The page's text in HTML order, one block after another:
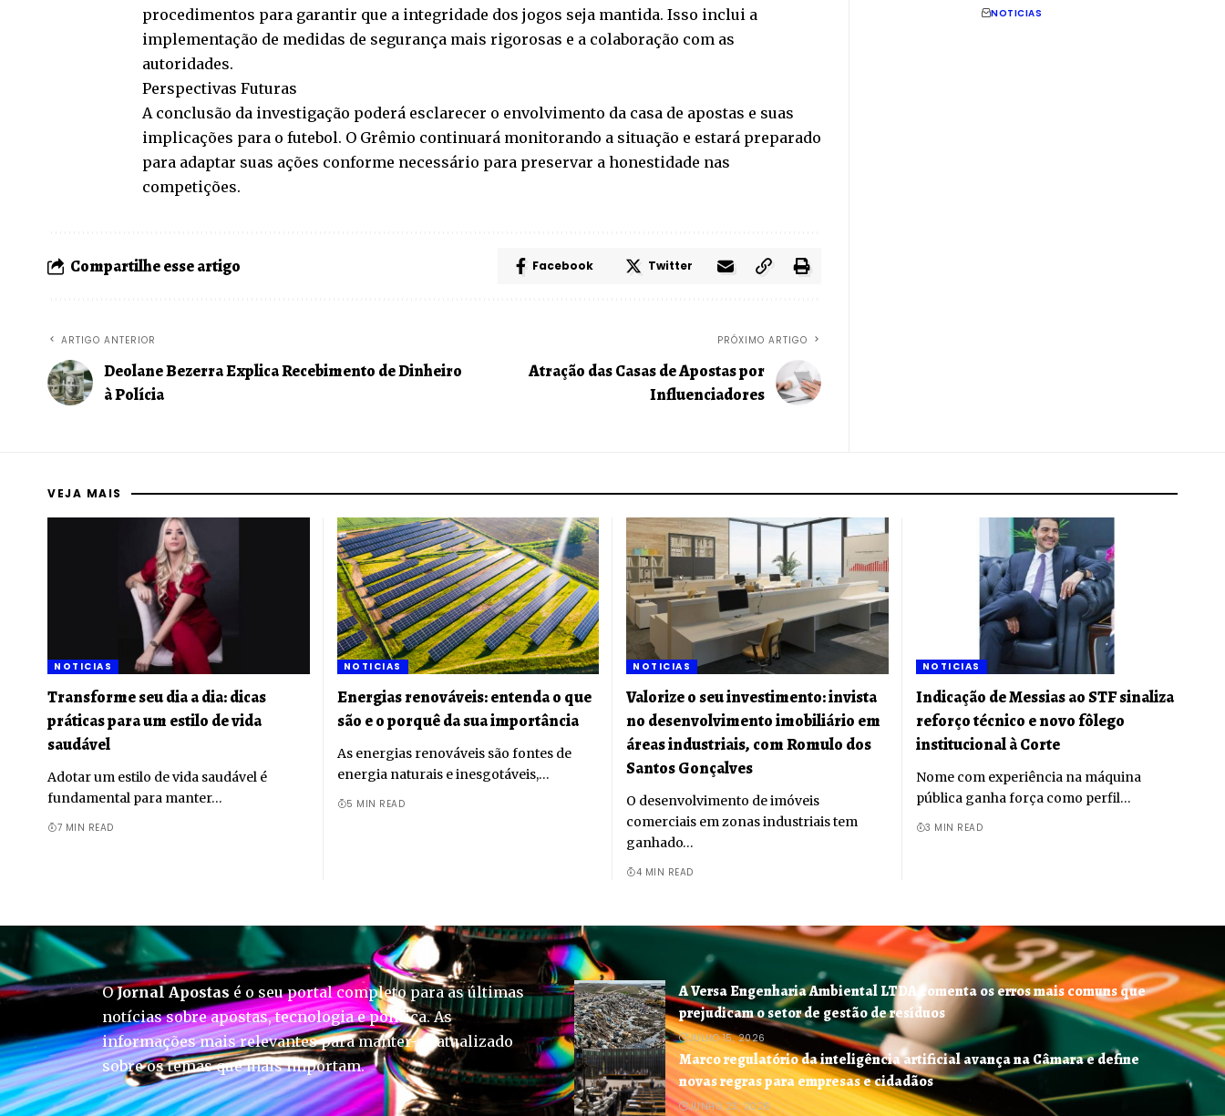
procedimentos para garantir que a integridade dos jogos seja mantida. Isso inclui a
implementação de medidas de segurança mais rigorosas e a colaboração com as
autoridades.
Perspectivas Futuras
A conclusão da investigação poderá esclarecer o envolvimento da casa de apostas e suas
implicações para o futebol. O Grêmio continuará monitorando a situação e estará preparado
para adaptar suas ações conforme necessário para preservar a honestidade nas
competições.
Compartilhe esse artigo Facebook Twitter
ARTIGO ANTERIOR
Deolane Bezerra Explica Recebimento de Dinheiro
à Polícia
PRÓXIMO ARTIGO
Atração das Casas de Apostas por
Influenciadores
NOTICIAS
VEJA MAIS
NOTICIAS
Transforme seu dia a dia: dicas
práticas para um estilo de vida
saudável
Adotar um estilo de vida saudável é
fundamental para manter…
7 MIN READ
NOTICIAS
Energias renováveis: entenda o que
são e o porquê da sua importância
As energias renováveis são fontes de
energia naturais e inesgotáveis,…
5 MIN READ
NOTICIAS
Valorize o seu investimento: invista
no desenvolvimento imobiliário em
áreas industriais, com Romulo dos
Santos Gonçalves
O desenvolvimento de imóveis
comerciais em zonas industriais tem
ganhado…
4 MIN READ
NOTICIAS
Indicação de Messias ao STF sinaliza
reforço técnico e novo fôlego
institucional à Corte
Nome com experiência na máquina
pública ganha força como perfil…
3 MIN READ
OJornal Apostas é o seu portal completo para as últimas
notícias sobre apostas, tecnologia e política. As
informações mais relevantes para manter-se atualizado
sobre os temas que mais importam.
A Versa Engenharia Ambiental LTDA comenta os erros mais comuns que
prejudicam o setor de gestão de resíduos
JULHO 15, 2026
Marco regulatório da inteligência artificial avança na Câmara e define
novas regras para empresas e cidadãos
JUNHO 23, 2026